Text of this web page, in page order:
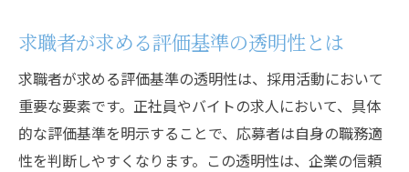
異なる職種に応じた評価基準の工夫
正社員とバイトの評価体系の違いを理解す
る
採用活動における個別評価の必要性
求職者が求める評価基準の透明性とは
求職者が求める評価基準の透明性は、採用活動において
重要な要素です。正社員やバイトの求人において、具体
的な評価基準を明示することで、応募者は自身の職務適
性を判断しやすくなります。この透明性は、企業の信頼